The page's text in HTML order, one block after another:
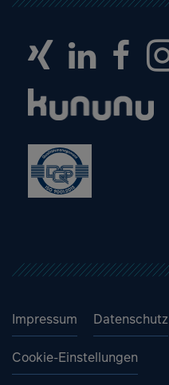
Impressum Datenschutz
Cookie-Einstellungen